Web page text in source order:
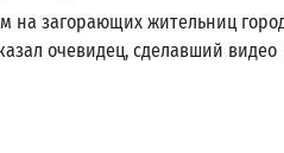
на загорающих жительниц
очевидец, сделавший видео